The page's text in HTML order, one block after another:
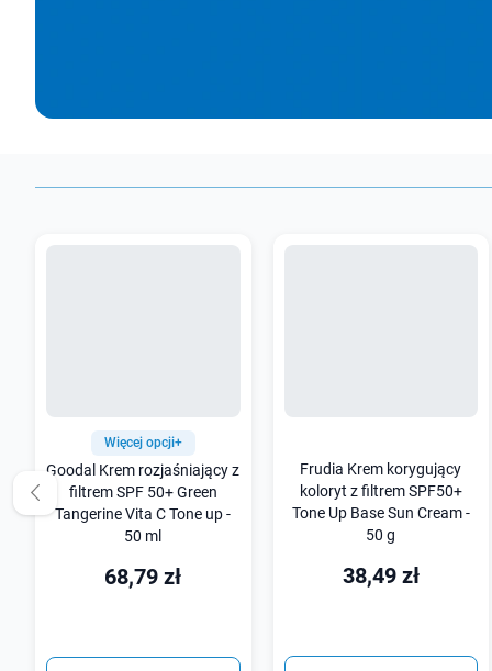
Więcej opcji+
Goodal Krem rozjaśniający z
filtrem SPF 50+ Green
Tangerine Vita C Tone up -
50 ml
68,79 zł
Frudia Krem korygujący
koloryt z filtrem SPF50+
Tone Up Base Sun Cream -
50 g
38,49 zł